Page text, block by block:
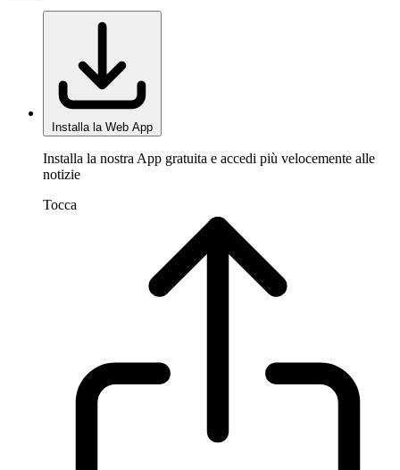
Installa la Web App
Installa la nostra App gratuita e accedi più velocemente alle
notizie
Tocca